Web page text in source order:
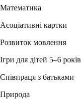
Математика
Асоціативні картки
Розвиток мовлення
Ігри для дітей 5–6
Співпраця з батьками
Природа